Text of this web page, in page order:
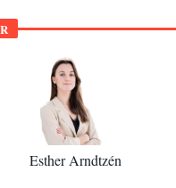
Esther Arndtzén